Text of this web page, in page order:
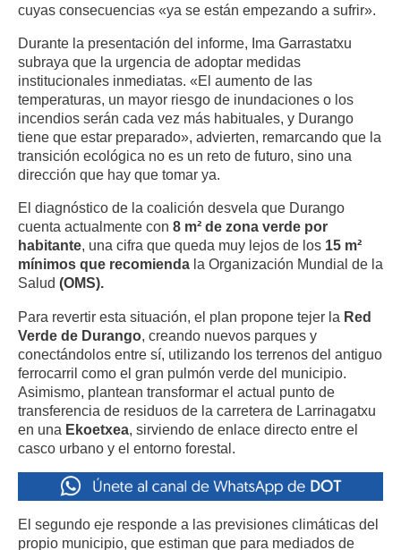
cuyas consecuencias «ya se están empezando a sufrir».
Durante la presentación del informe, Ima Garrastatxu
subraya que la urgencia de adoptar medidas
institucionales inmediatas. «El aumento de las
temperaturas, un mayor riesgo de inundaciones o los
incendios serán cada vez más habituales, y Durango
tiene que estar preparado», advierten, remarcando que la
transición ecológica no es un reto de futuro, sino una
dirección que hay que tomar ya.
El diagnóstico de la coalición desvela que Durango
cuenta actualmente con 8 m² de zona verde por
habitante, una cifra que queda muy lejos de los 15 m²
mínimos que recomienda la Organización Mundial de la
Salud (OMS).
Para revertir esta situación, el plan propone tejer la Red
Verde de Durango, creando nuevos parques y
conectándolos entre sí, utilizando los terrenos del antiguo
ferrocarril como el gran pulmón verde del municipio.
Asimismo, plantean transformar el actual punto de
transferencia de residuos de la carretera de Larrinagatxu
en una Ekoetxea, sirviendo de enlace directo entre el
casco urbano y el entorno forestal.
El segundo eje responde a las previsiones climáticas del
propio municipio, que estiman que para mediados de